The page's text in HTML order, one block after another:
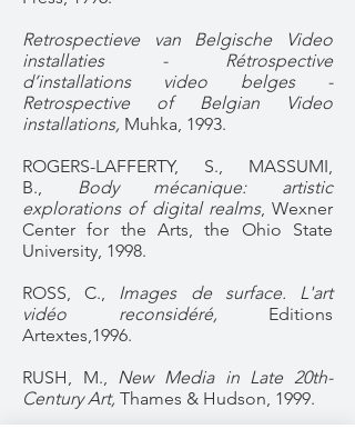
Retrospectieve van Belgische Video
installaties - Rétrospective
d’installations video belges -
Retrospective of Belgian Video
installations, Muhka, 1993.
ROGERS-LAFFERTY, S., MASSUMI,
B., Body mécanique: artistic
explorations of digital realms, Wexner
Center for the Arts, the Ohio State
University, 1998.
ROSS, C., Images de surface. L'art
vidéo reconsidéré, Editions
Artextes,1996.
RUSH, M., New Media in Late 20th-
Century Art, Thames & Hudson, 1999.